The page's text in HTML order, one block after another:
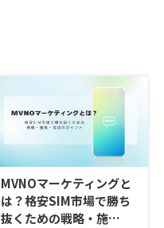
MVNOマーケティングと
は？格安SIM市場で勝ち
抜くための戦略・施…